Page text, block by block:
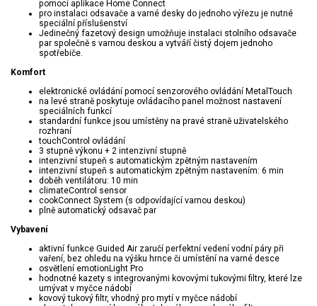
pomocí aplikace Home Connect
pro instalaci odsavače a varné desky do jednoho výřezu je nutné
speciální příslušenství
Jedinečný fazetový design umožňuje instalaci stolního odsavače
par společně s varnou deskou a vytváří čistý dojem jednoho
spotřebiče.
Komfort
elektronické ovládání pomocí senzorového ovládání MetalTouch
na levé straně poskytuje ovládacího panel možnost nastavení
speciálních funkcí
standardní funkce jsou umístěny na pravé straně uživatelského
rozhraní
touchControl ovládání
3 stupně výkonu + 2 intenzivní stupně
intenzivní stupeň s automatickým zpětným nastavením
intenzivní stupeň s automatickým zpětným nastavením: 6 min
doběh ventilátoru: 10 min
climateControl sensor
cookConnect System (s odpovídající varnou deskou)
plně automatický odsavač par
Vybavení
aktivní funkce Guided Air zaručí perfektní vedení vodní páry při
vaření, bez ohledu na výšku hrnce či umístění na varné desce
osvětlení emotionLight Pro
hodnotné kazety s integrovanými kovovými tukovými filtry, které lze
umývat v myčce nádobí
kovový tukový filtr, vhodný pro mytí v myčce nádobí